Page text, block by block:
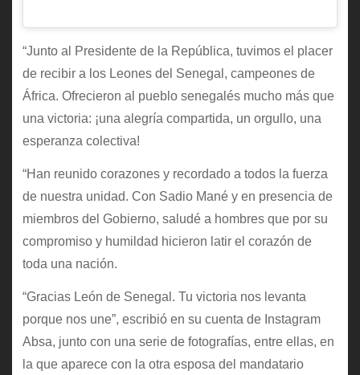
“Junto al Presidente de la República, tuvimos el placer
de recibir a los Leones del Senegal, campeones de
África. Ofrecieron al pueblo senegalés mucho más que
una victoria: ¡una alegría compartida, un orgullo, una
esperanza colectiva!
“Han reunido corazones y recordado a todos la fuerza
de nuestra unidad. Con Sadio Mané y en presencia de
miembros del Gobierno, saludé a hombres que por su
compromiso y humildad hicieron latir el corazón de
toda una nación.
“Gracias León de Senegal. Tu victoria nos levanta
porque nos une”, escribió en su cuenta de Instagram
Absa, junto con una serie de fotografías, entre ellas, en
la que aparece con la otra esposa del mandatario